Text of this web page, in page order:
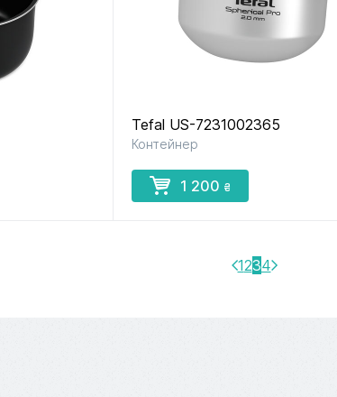
Tefal US-7231002365
Контейнер
1 200 ₴
1234